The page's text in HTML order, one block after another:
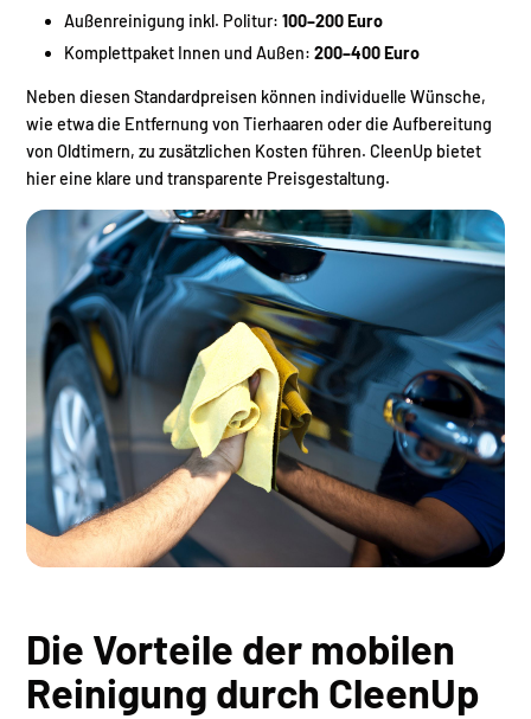
Außenreinigung inkl. Politur:100–200 Euro
Komplettpaket Innen und Außen:200–400 Euro
Neben diesen Standardpreisen können individuelle Wünsche,
wie etwa die Entfernung von Tierhaaren oder die Aufbereitung
von Oldtimern, zu zusätzlichen Kosten führen. CleenUp bietet
hier eine klare und transparente Preisgestaltung.
Die Vorteile der mobilen
Reinigung durch CleenUp